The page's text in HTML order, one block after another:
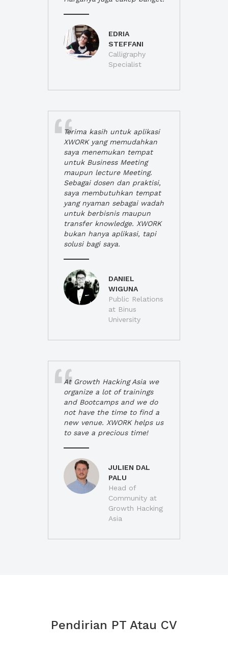
EDRIA
STEFFANI
Calligraphy
Specialist
Terima kasih untuk aplikasi
XWORK yang memudahkan
saya menemukan tempat
untuk Business Meeting
maupun lecture Meeting.
Sebagai dosen dan praktisi,
saya membutuhkan tempat
yang nyaman sebagai wadah
untuk berbisnis maupun
transfer knowledge. XWORK
bukan hanya aplikasi, tapi
solusi bagi saya.
DANIEL
WIGUNA
Public Relations
at Binus
University
At Growth Hacking Asia we
organize a lot of trainings
and Bootcamps and we do
not have the time to find a
new venue. XWORK helps us
to save a precious time!
JULIEN DAL
PALU
Head of
Community at
Growth Hacking
Asia
Pendirian PT Atau CV